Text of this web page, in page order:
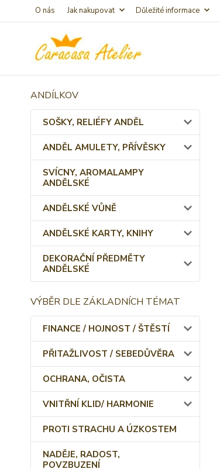
O nás Jak nakupovat Důležité informace
ANDÍLKOV
SOŠKY, RELIÉFY ANDĚL
ANDĚL AMULETY, PŘÍVĚSKY
SVÍCNY, AROMALAMPY
ANDĚLSKÉ
ANDĚLSKÉ VŮNĚ
ANDĚLSKÉ KARTY, KNIHY
DEKORAČNÍ PŘEDMĚTY
ANDĚLSKÉ
VÝBĚR DLE ZÁKLADNÍCH TÉMAT
FINANCE / HOJNOST / ŠTĚSTÍ
PŘITAŽLIVOST / SEBEDŮVĚRA
OCHRANA, OČISTA
VNITŘNÍ KLID/ HARMONIE
PROTI STRACHU A ÚZKOSTEM
NADĚJE, RADOST,
POVZBUZENÍ